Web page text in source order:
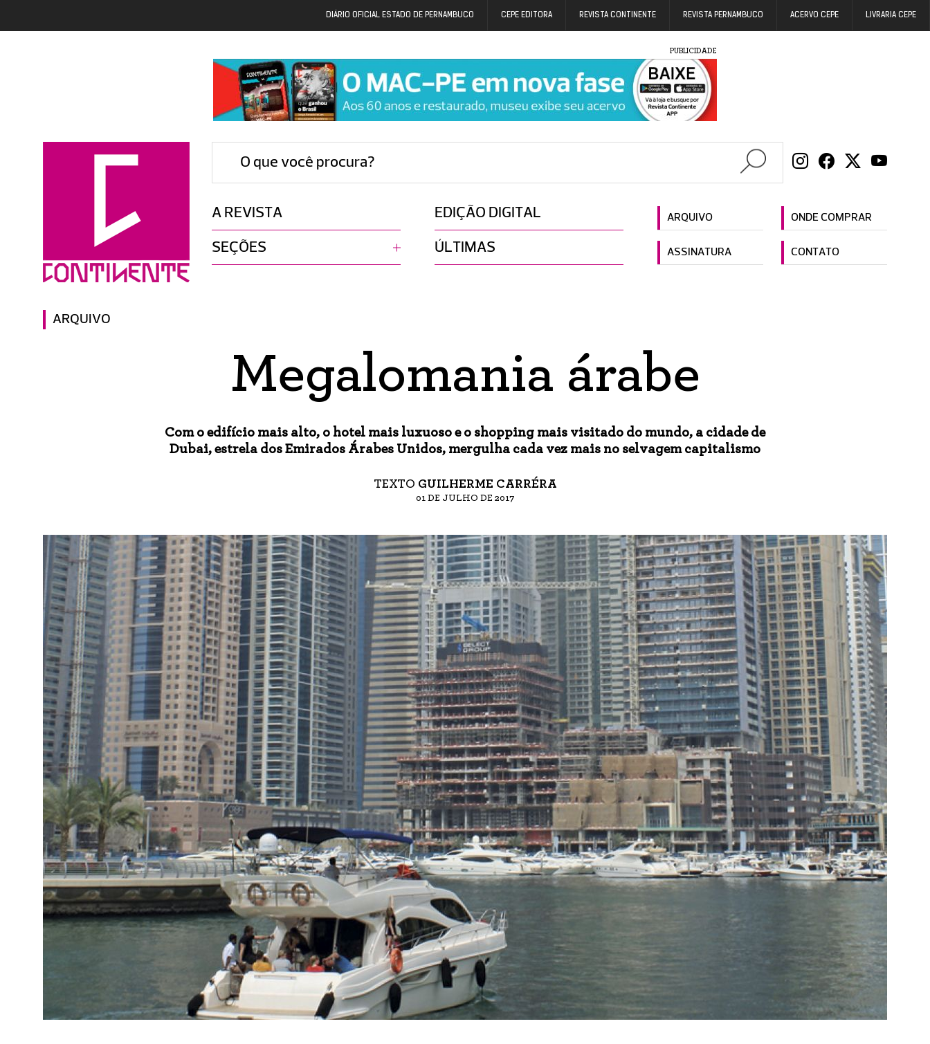
DIÁRIO OFICIAL ESTADO DE PERNAMBUCO CEPE EDITORA REVISTA CONTINENTE REVISTA PERNAMBUCO ACERVO CEPE LIVRARIA CEPE
PUBLICIDADE
O que você procura?
A REVISTA EDIÇÃO DIGITAL ARQUIVO ONDE COMPRAR
SEÇÕES ÚLTIMAS ASSINATURA CONTATO
ARQUIVO
Megalomania árabe
Com o edifício mais alto, o hotel mais luxuoso e o shopping mais visitado do mundo, a cidade de
Dubai, estrela dos Emirados Árabes Unidos, mergulha cada vez mais no selvagem capitalismo
TEXTO GUILHERME CARRÉRA
01 DE JULHO DE 2017